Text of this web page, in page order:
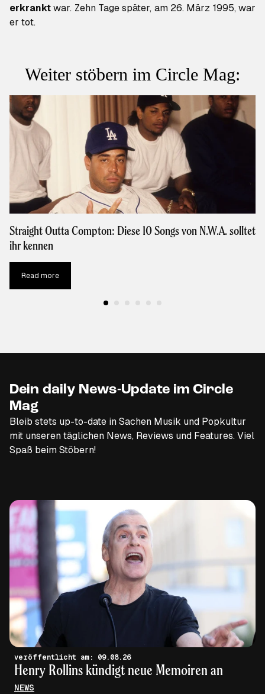
erkrankt war. Zehn Tage später, am 26. März 1995, war
er tot.
Weiter stöbern im Circle Mag:
Straight Outta Compton: Diese 10 Songs von N.W.A. solltet
ihr kennen
Read more
Dein daily News-Update im Circle
Mag
Bleib stets up-to-date in Sachen Musik und Popkultur
mit unseren täglichen News, Reviews und Features. Viel
Spaß beim Stöbern!
veröffentlicht am: 09.08.26
Henry Rollins kündigt neue Memoiren an
NEWS